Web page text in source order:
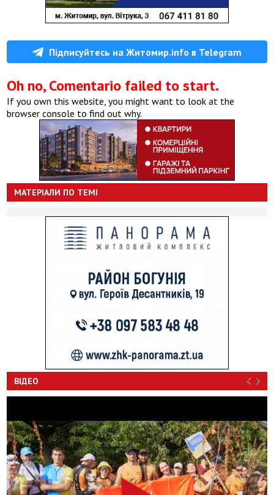
Підписуйтесь на Житомир.info в Telegram
Oh no, Comentario failed to start.
If you own this website, you might want to look at the
browser console to find out why.
МАТЕРІАЛИ ПО ТЕМІ
ВІДЕО